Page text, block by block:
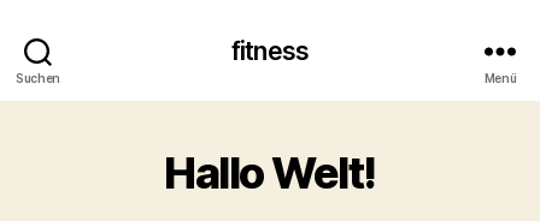
Suchen
fitness
Menü
Hallo Welt!